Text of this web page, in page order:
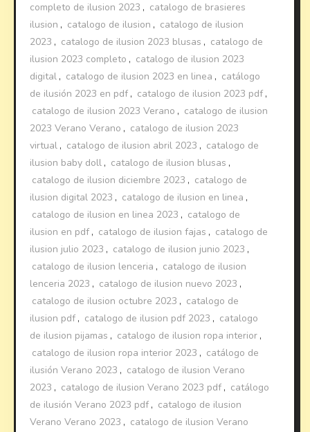
completo de ilusion 2023 , catalogo de brasieres
ilusion , catalogo de ilusion , catalogo de ilusion
2023 , catalogo de ilusion 2023 blusas , catalogo de
ilusion 2023 completo , catalogo de ilusion 2023
digital , catalogo de ilusion 2023 en linea , catálogo
de ilusión 2023 en pdf , catalogo de ilusion 2023 pdf ,
catalogo de ilusion 2023 Verano , catalogo de ilusion
2023 Verano Verano , catalogo de ilusion 2023
virtual , catalogo de ilusion abril 2023 , catalogo de
ilusion baby doll , catalogo de ilusion blusas ,
catalogo de ilusion diciembre 2023 , catalogo de
ilusion digital 2023 , catalogo de ilusion en linea ,
catalogo de ilusion en linea 2023 , catalogo de
ilusion en pdf , catalogo de ilusion fajas , catalogo de
ilusion julio 2023 , catalogo de ilusion junio 2023 ,
catalogo de ilusion lenceria , catalogo de ilusion
lenceria 2023 , catalogo de ilusion nuevo 2023 ,
catalogo de ilusion octubre 2023 , catalogo de
ilusion pdf , catalogo de ilusion pdf 2023 , catalogo
de ilusion pijamas , catalogo de ilusion ropa interior ,
catalogo de ilusion ropa interior 2023 , catálogo de
ilusión Verano 2023 , catalogo de ilusion Verano
2023 , catalogo de ilusion Verano 2023 pdf , catálogo
de ilusión Verano 2023 pdf , catalogo de ilusion
Verano Verano 2023 , catalogo de ilusion Verano